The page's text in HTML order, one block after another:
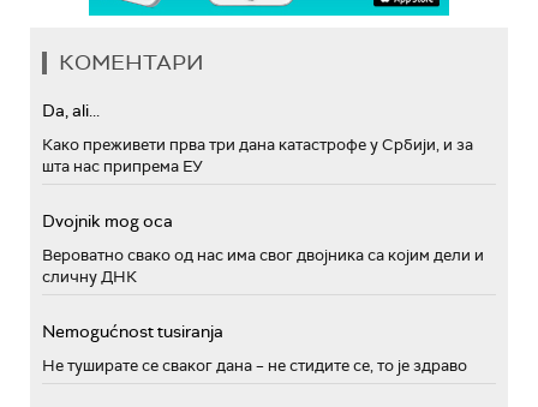
КОМЕНТАРИ
Da, ali...
Како преживети прва три дана катастрофе у Србији, и за
шта нас припрема ЕУ
Dvojnik mog oca
Вероватно свако од нас има свог двојника са којим дели и
сличну ДНК
Nemogućnost tusiranja
Не туширате се сваког дана – не стидите се, то је здраво